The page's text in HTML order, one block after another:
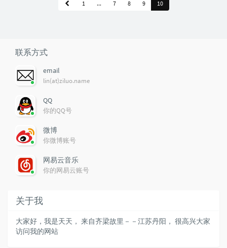
1 ... 7 8 9 10
联系方式
email
lin(at)ziluo.name
QQ
你的QQ号
微博
你微博账号
网易云音乐
你的网易云账号
关于我
大家好，我是天天， 来自齐梁故里－－江苏丹阳， 很高兴大家
访问我的网站